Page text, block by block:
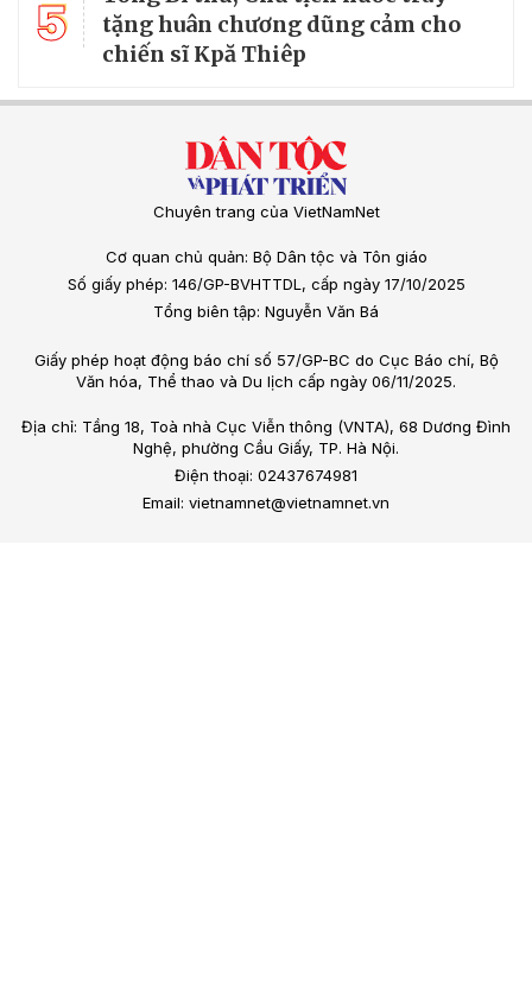
5
tặng huân chương dũng cảm cho
chiến sĩ Kpă Thiêp
Chuyên trang của VietNamNet
Cơ quan chủ quản: Bộ Dân tộc và Tôn giáo
Số giấy phép: 146/GP-BVHTTDL, cấp ngày 17/10/2025
Tổng biên tập: Nguyễn Văn Bá
Giấy phép hoạt động báo chí số 57/GP-BC do Cục Báo chí, Bộ
Văn hóa, Thể thao và Du lịch cấp ngày 06/11/2025.
Địa chỉ: Tầng 18, Toà nhà Cục Viễn thông (VNTA), 68 Dương Đình
Nghệ, phường Cầu Giấy, TP. Hà Nội.
Điện thoại: 02437674981
Email: vietnamnet@vietnamnet.vn